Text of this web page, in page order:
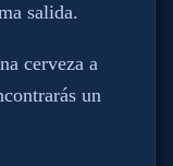
salida.
cerveza a
un